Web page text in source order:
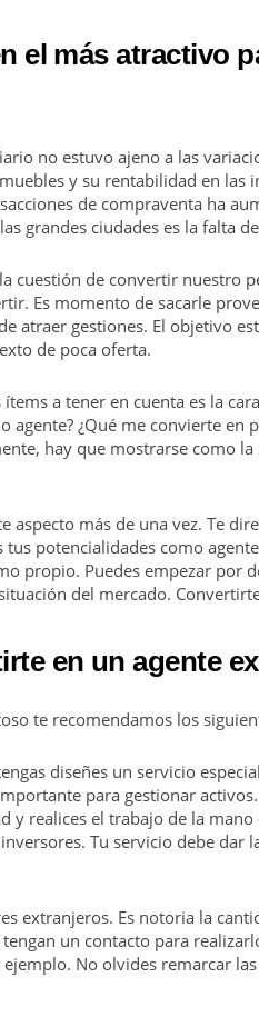
el más atractivo
no estuvo ajeno a las
y su rentabilidad en las
de compraventa ha
grandes ciudades es la falta
cuestión de convertir nuestro
Es momento de sacarle
atraer gestiones. El objetivo
de poca oferta.
a tener en cuenta es la
agente? ¿Qué me convierte en
hay que mostrarse como
aspecto más de una vez. Te
potencialidades como
propio. Puedes empezar por
del mercado.
en un agente
te recomendamos los
diseñes un servicio
para gestionar
y realices el trabajo de la
Tu servicio debe dar
extranjeros. Es notoria la
un contacto para
No olvides remarcar